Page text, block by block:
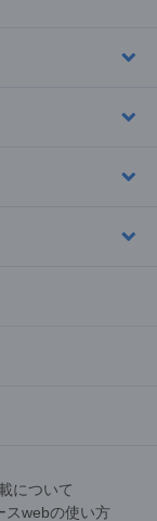
について
スwebの使い方